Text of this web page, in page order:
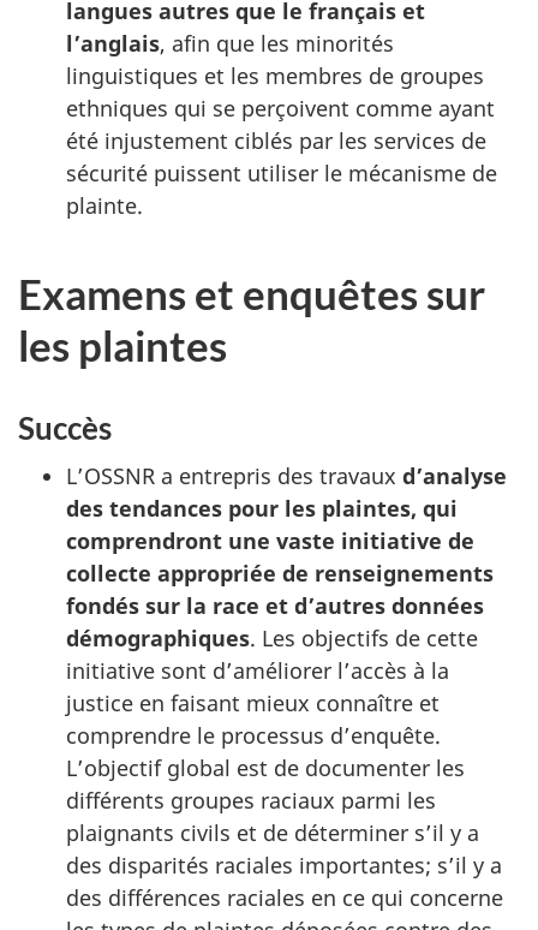
langues autres que le français et
l’anglais, afin que les minorités
linguistiques et les membres de groupes
ethniques qui se perçoivent comme ayant
été injustement ciblés par les services de
sécurité puissent utiliser le mécanisme de
plainte.
Examens et enquêtes sur
les plaintes
Succès
L’OSSNR a entrepris des travaux d’analyse
des tendances pour les plaintes, qui
comprendront une vaste initiative de
collecte appropriée de renseignements
fondés sur la race et d’autres données
démographiques. Les objectifs de cette
initiative sont d’améliorer l’accès à la
justice en faisant mieux connaître et
comprendre le processus d’enquête.
L’objectif global est de documenter les
différents groupes raciaux parmi les
plaignants civils et de déterminer s’il y a
des disparités raciales importantes; s’il y a
des différences raciales en ce qui concerne